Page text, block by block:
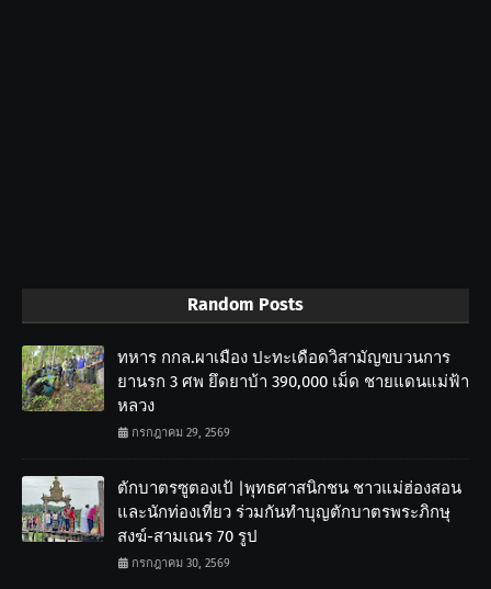
Random Posts
ทหาร กกล.ผาเมือง ปะทะเดือดวิสามัญขบวนการ
ยานรก 3 ศพ ยึดยาบ้า 390,000 เม็ด ชายแดนแม่ฟ้า
หลวง
กรกฎาคม 29, 2569
ตักบาตรซูตองเป้ |พุทธศาสนิกชน ชาวแม่ฮ่องสอน
และนักท่องเที่ยว ร่วมกันทำบุญตักบาตรพระภิกษุ
สงฆ์-สามเณร 70 รูป
กรกฎาคม 30, 2569